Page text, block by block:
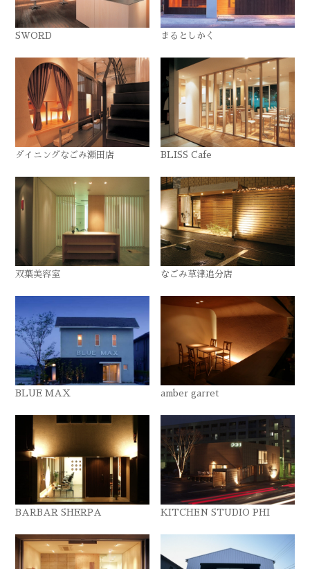
SWORD まるとしかく
ダイニングなごみ瀬田店 BLISS Cafe
双葉美容室 なごみ草津追分店
BLUE MAX amber garret
BARBAR SHERPA KITCHEN STUDIO PHI